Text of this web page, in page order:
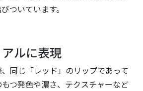
ついています。
ルに表現
同じ「レッド」のリップであって
つ発色や濃さ、テクスチャーなど